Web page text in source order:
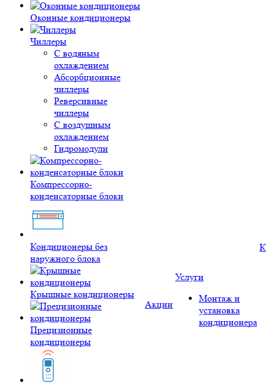
Оконные кондиционеры
Чиллеры
С водяным
охлаждением
Абсорбционные
чиллеры
Реверсивные
чиллеры
С воздушным
охлаждением
Гидромодули
Компрессорно-
конденсаторные блоки
Кондиционеры без
наружного блока
Крышные кондиционеры
Прецизионные
кондиционеры
Акции
Услуги
Монтаж и
установка
кондиционера